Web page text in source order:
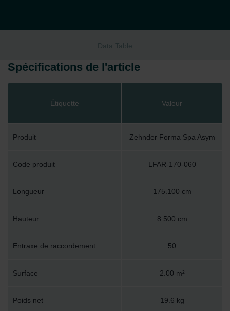
Data Table
Spécifications de l'article
Étiquette Valeur
Produit Zehnder Forma Spa Asym
Code produit LFAR-170-060
Longueur 175.100 cm
Hauteur 8.500 cm
Entraxe de raccordement 50
Surface 2.00 m²
Poids net 19.6 kg